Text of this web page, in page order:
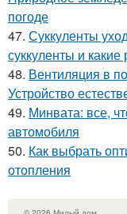
погоде
47. Суккуленты
суккуленты и
48. Вентиляция в
Устройство
49. Минвата: все,
автомобиля
50. Как выбрать
отопления